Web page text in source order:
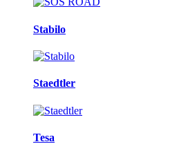
Stabilo
Staedtler
Tesa